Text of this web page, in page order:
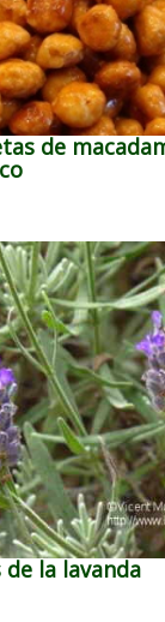
de
la lavanda